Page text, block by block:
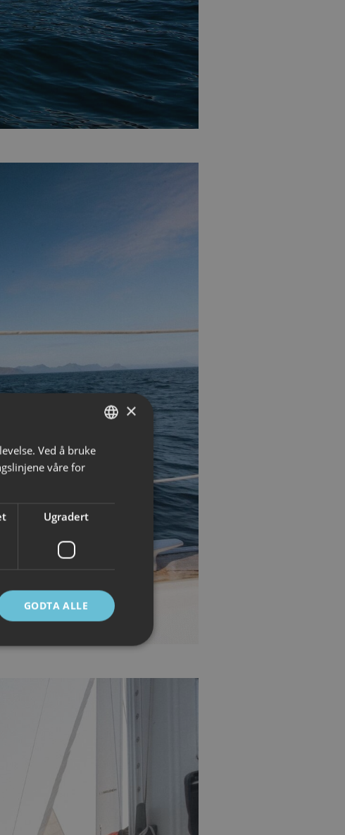
NORWEGIAN
ENGLISH
×
Ved å bruke
våre for
Ugradert
GODTA ALLE
og kontoadministrasjon.
mellom mennesker
for å kunne lage gyldige
Script.com-
Script.com cookie-